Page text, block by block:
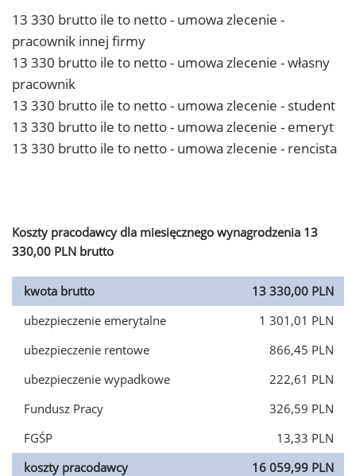
13 330 brutto ile to netto - umowa zlecenie -
pracownik innej firmy
13 330 brutto ile to netto - umowa zlecenie - własny
pracownik
13 330 brutto ile to netto - umowa zlecenie - student
13 330 brutto ile to netto - umowa zlecenie - emeryt
13 330 brutto ile to netto - umowa zlecenie - rencista
Koszty pracodawcy dla miesięcznego wynagrodzenia 13
330,00 PLN brutto
kwota brutto
13 330,00 PLN
ubezpieczenie emerytalne
1 301,01 PLN
ubezpieczenie rentowe
866,45 PLN
ubezpieczenie wypadkowe
222,61 PLN
Fundusz Pracy
326,59 PLN
FGŚP
13,33 PLN
koszty pracodawcy
16 059,99 PLN